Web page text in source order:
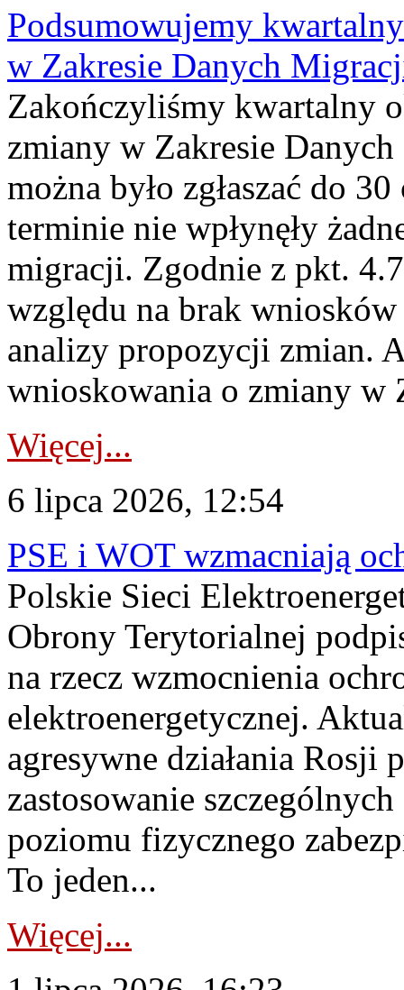
Podsumowujemy
w Zakresie Danych
Zakończyliśmy kwartalny
zmiany w Zakresie
można było zgłaszać do
terminie nie wpłynęły
migracji. Zgodnie z pkt.
względu na brak
analizy propozycji zmian.
wnioskowania o zmiany w
Więcej...
6 lipca 2026, 12:54
PSE i WOT wzmacniają
Polskie Sieci
Obrony Terytorialnej
na rzecz wzmocnienia
elektroenergetycznej.
agresywne działania Rosji
zastosowanie
poziomu fizycznego
To jeden...
Więcej...